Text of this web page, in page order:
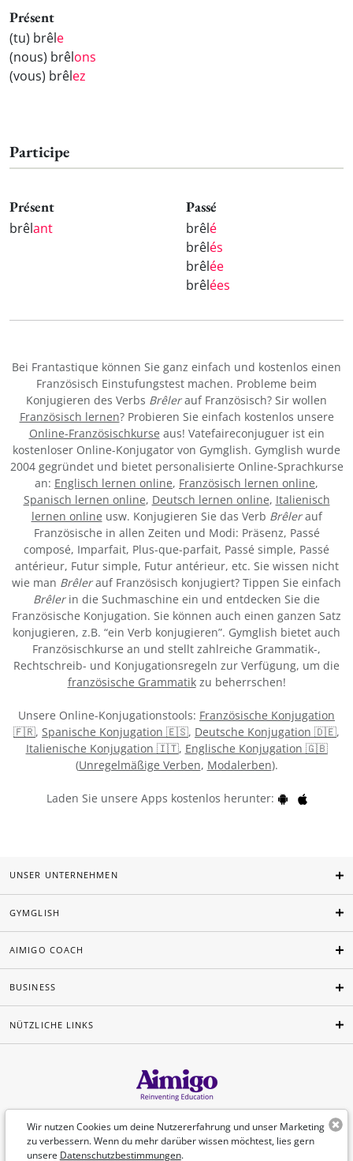
Présent
(tu) brêle
(nous) brêlons
(vous) brêlez
Participe
Présent
brêlant
Passé
brêlé
brêlés
brêlée
brêlées
Bei Frantastique können Sie ganz einfach und kostenlos einen
Französisch Einstufungstest machen. Probleme beim
Konjugieren des Verbs Brêlerauf Französisch? Sir wollen
Französisch lernen? Probieren Sie einfach kostenlos unsere
Online-Französischkurse aus! Vatefaireconjuguer ist ein
kostenloser Online-Konjugator von Gymglish. Gymglish wurde
2004 gegründet und bietet personalisierte Online-Sprachkurse
an: Englisch lernen online, Französisch lernen online,
Spanisch lernen online, Deutsch lernen online, Italienisch
lernen online usw. Konjugieren Sie das Verb Brêlerauf
Französische in allen Zeiten und Modi: Präsenz, Passé
composé, Imparfait, Plus-que-parfait, Passé simple, Passé
antérieur, Futur simple, Futur antérieur, etc. Sie wissen nicht
wie man Brêlerauf Französisch konjugiert? Tippen Sie einfach
Brêlerin die Suchmaschine ein und entdecken Sie die
Französische Konjugation. Sie können auch einen ganzen Satz
konjugieren, z.B. “ein Verb konjugieren”. Gymglish bietet auch
Französischkurse an und stellt zahlreiche Grammatik-,
Rechtschreib- und Konjugationsregeln zur Verfügung, um die
französische Grammatikzu beherrschen!
Unsere Online-Konjugationstools: Französische Konjugation
🇫🇷, Spanische Konjugation 🇪🇸, Deutsche Konjugation 🇩🇪,
Italienische Konjugation 🇮🇹, Englische Konjugation 🇬🇧
(Unregelmäßige Verben, Modalerben).
Laden Sie unsere Apps kostenlos herunter:
Wir nutzen Cookies um deine Nutzererfahrung und unser Marketing
zu verbessern. Wenn du mehr darüber wissen möchtest, lies gern
unsere Datenschutzbestimmungen.
UNSER UNTERNEHMEN
GYMGLISH
AIMIGO COACH
BUSINESS
NÜTZLICHE LINKS
Deutsch